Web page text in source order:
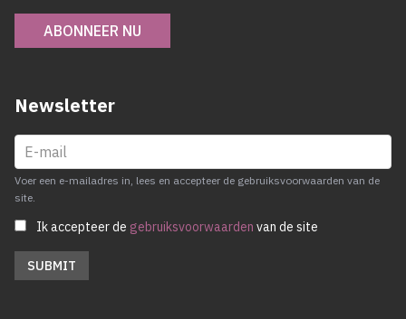
ABONNEER NU
Newsletter
Voer een e-mailadres in, lees en accepteer de gebruiksvoorwaarden van de
site.
Ik accepteer de gebruiksvoorwaarden van de site